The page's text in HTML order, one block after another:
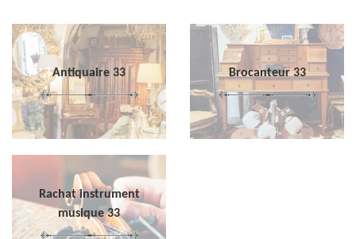
Antiquaire 33 Brocanteur 33
Rachat instrument
musique 33